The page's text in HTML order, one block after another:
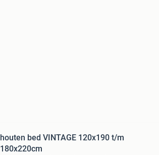
houten bed VINTAGE 120x190 t/m
180x220cm